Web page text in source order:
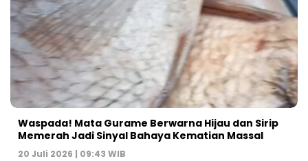
Waspada! Mata Gurame Berwarna Hijau dan Sirip
Memerah Jadi Sinyal Bahaya Kematian Massal
20 Juli 2026 | 09:43 WIB